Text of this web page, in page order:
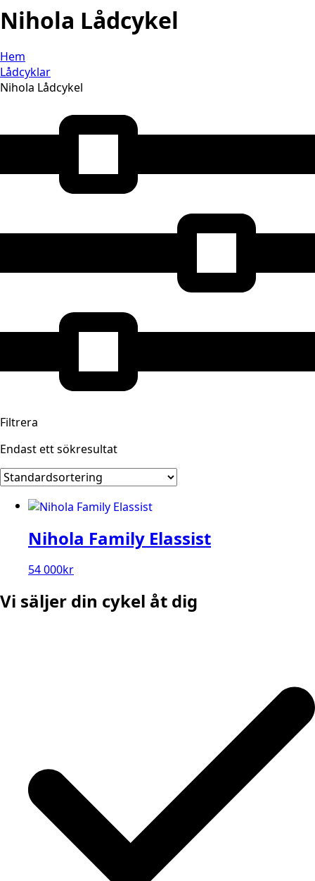
Nihola Lådcykel
Hem
Lådcyklar
Nihola Lådcykel
Filtrera
Endast ett sökresultat
Nihola Family Elassist
54 000kr
Vi säljer din cykel åt dig